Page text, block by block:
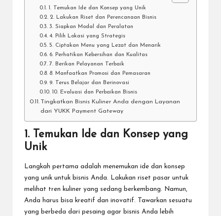
1. Temukan Ide dan Konsep yang Unik
2. Lakukan Riset dan Perencanaan Bisnis
3. Siapkan Modal dan Peralatan
4. Pilih Lokasi yang Strategis
5. Ciptakan Menu yang Lezat dan Menarik
6. Perhatikan Kebersihan dan Kualitas
7. Berikan Pelayanan Terbaik
8. Manfaatkan Promosi dan Pemasaran
9. Terus Belajar dan Berinovasi
10. Evaluasi dan Perbaikan Bisnis
Tingkatkan Bisnis Kuliner Anda dengan Layanan
dari YUKK Payment Gateway
1. Temukan Ide dan Konsep yang
Unik
Langkah pertama adalah menemukan ide dan konsep
yang unik untuk bisnis Anda. Lakukan riset pasar untuk
melihat tren kuliner yang sedang berkembang. Namun,
Anda harus bisa kreatif dan inovatif. Tawarkan sesuatu
yang berbeda dari pesaing agar bisnis Anda lebih